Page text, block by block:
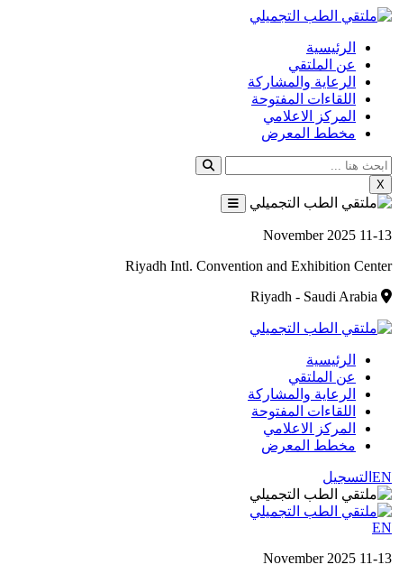
الرئيسية
عن الملتقي
الرعاية والمشاركة
اللقاءات المفتوحة
المركز الاعلامي
مخطط المعرض
X
11-13 November 2025
Riyadh Intl. Convention and Exhibition Center
الرئيسية
عن الملتقي
الرعاية والمشاركة
اللقاءات المفتوحة
المركز الاعلامي
مخطط المعرض
EN التسجيل
EN
11-13 November 2025